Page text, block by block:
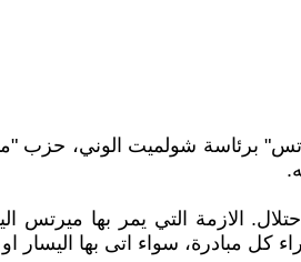
برئاسة شولميت الوني، حزب
الازمة التي يمر بها ميرتس
مبادرة، سواء اتى بها اليسار او